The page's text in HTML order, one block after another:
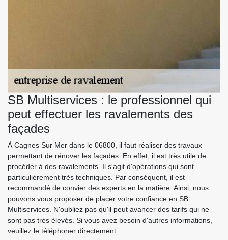
SB Multiservices : le professionnel qui
peut effectuer les ravalements des
façades
À Cagnes Sur Mer dans le 06800, il faut réaliser des travaux
permettant de rénover les façades. En effet, il est très utile de
procéder à des ravalements. Il s'agit d'opérations qui sont
particulièrement très techniques. Par conséquent, il est
recommandé de convier des experts en la matière. Ainsi, nous
pouvons vous proposer de placer votre confiance en SB
Multiservices. N'oubliez pas qu'il peut avancer des tarifs qui ne
sont pas très élevés. Si vous avez besoin d'autres informations,
veuillez le téléphoner directement.